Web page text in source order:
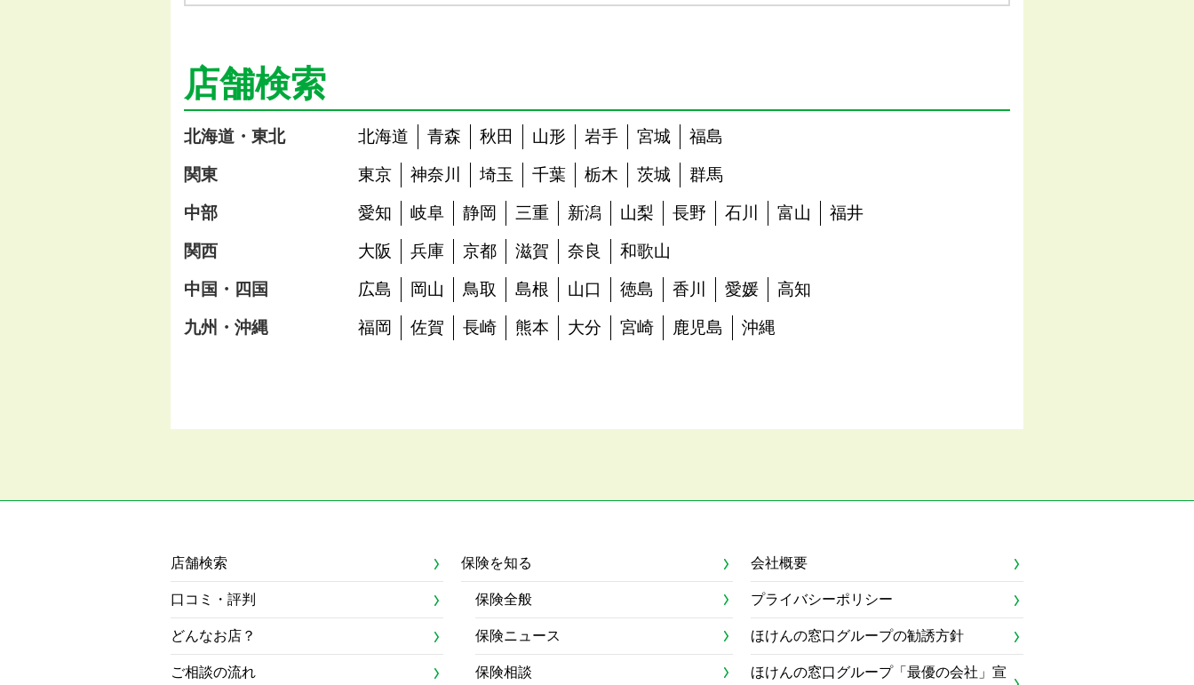
店舗検索
北海道・東北 北海道 青森 秋田 山形 岩手 宮城 福島
関東 東京 神奈川 埼玉 千葉 栃木 茨城 群馬
中部 愛知 岐阜 静岡 三重 新潟 山梨 長野 石川 富山 福井
関西 大阪 兵庫 京都 滋賀 奈良 和歌山
中国・四国 広島 岡山 鳥取 島根 山口 徳島 香川 愛媛 高知
九州・沖縄 福岡 佐賀 長崎 熊本 大分 宮崎 鹿児島 沖縄
店舗検索
口コミ・評判
どんなお店？
ご相談の流れ
保険を知る
保険全般
保険ニュース
保険相談
会社概要
プライバシーポリシー
ほけんの窓口グループの勧誘方針
ほけんの窓口グループ「最優の会社」宣